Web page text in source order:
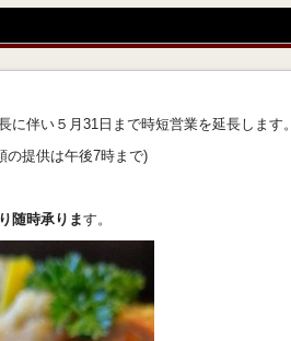
に伴い５月31日まで時短営業を延長します。
提供は午後7時まで)
随時承ります。